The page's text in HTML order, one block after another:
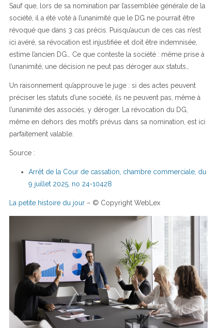
Sauf que, lors de sa nomination par l’assemblée générale de la
société, il a été voté à l’unanimité que le DG ne pourrait être
révoqué que dans 3 cas précis. Puisqu’aucun de ces cas n’est
ici avéré, sa révocation est injustifiée et doit être indemnisée,
estime l’ancien DG… Ce que conteste la société : même prise à
l’unanimité, une décision ne peut pas déroger aux statuts…
Un raisonnement qu’approuve le juge : si des actes peuvent
préciser les statuts d’une société, ils ne peuvent pas, même à
l’unanimité des associés, y déroger. La révocation du DG,
même en dehors des motifs prévus dans sa nomination, est ici
parfaitement valable.
Source :
Arrêt de la Cour de cassation, chambre commerciale, du
9 juillet 2025, no 24-10428
La petite histoire du jour– © Copyright WebLex